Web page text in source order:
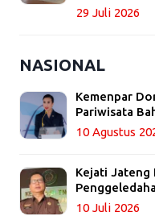
29 Juli 2026
NASIONAL
Kemenpar
Pariwisata
10 Agustus
Kejati Jateng
10 Juli 2026